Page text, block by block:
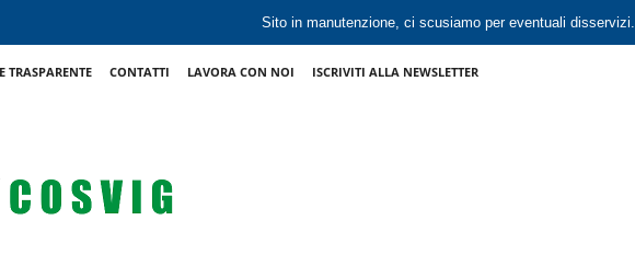
Sito in manutenzione, ci scusiamo per eventuali disservizi.
CONTATTI LAVORA CON NOI ISCRIVITI ALLA NEWSLETTER